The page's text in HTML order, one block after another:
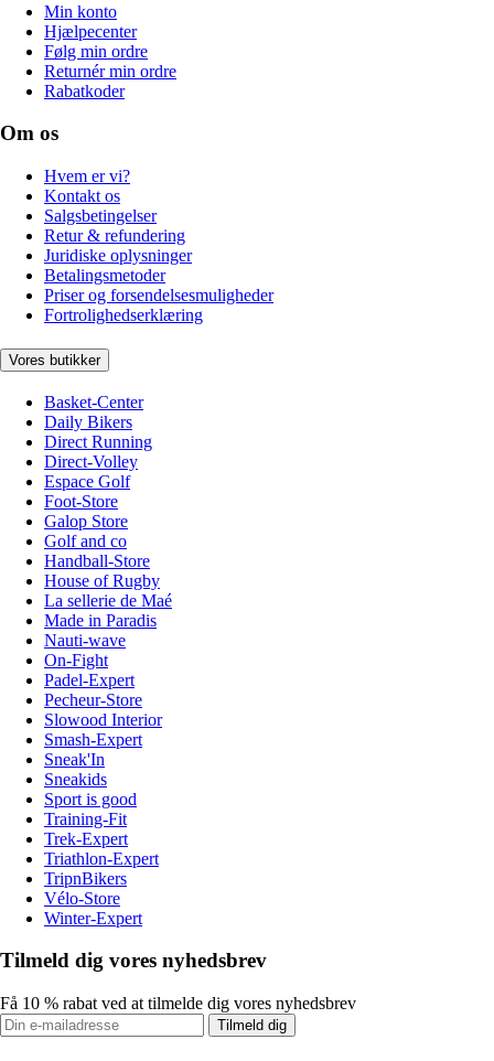
Min konto
Hjælpecenter
Følg min ordre
Returnér min ordre
Rabatkoder
Om os
Hvem er vi?
Kontakt os
Salgsbetingelser
Retur & refundering
Juridiske oplysninger
Betalingsmetoder
Priser og forsendelsesmuligheder
Fortrolighedserklæring
Vores butikker
Basket-Center
Daily Bikers
Direct Running
Direct-Volley
Espace Golf
Foot-Store
Galop Store
Golf and co
Handball-Store
House of Rugby
La sellerie de Maé
Made in Paradis
Nauti-wave
On-Fight
Padel-Expert
Pecheur-Store
Slowood Interior
Smash-Expert
Sneak'In
Sneakids
Sport is good
Training-Fit
Trek-Expert
Triathlon-Expert
TripnBikers
Vélo-Store
Winter-Expert
Tilmeld dig vores nyhedsbrev
Få 10 % rabat ved at tilmelde dig vores nyhedsbrev
Tilmeld dig